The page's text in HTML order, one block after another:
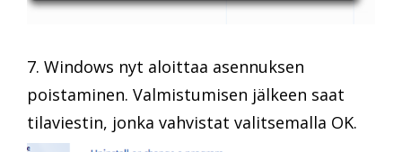
7. Windows nyt aloittaa asennuksen
poistaminen. Valmistumisen jälkeen saat
tilaviestin, jonka vahvistat valitsemalla OK.